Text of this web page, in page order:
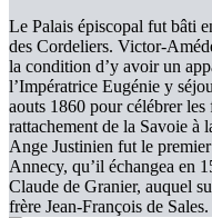
Le Palais épiscopal fut bâti
des Cordeliers. Victor-
la condition d’y avoir un
l’Impératrice Eugénie y
aouts 1860 pour célébrer les
rattachement de la Savoie à
Ange Justinien fut le
Annecy, qu’il échangea en
Claude de Granier, auquel
frère Jean-François de Sales.